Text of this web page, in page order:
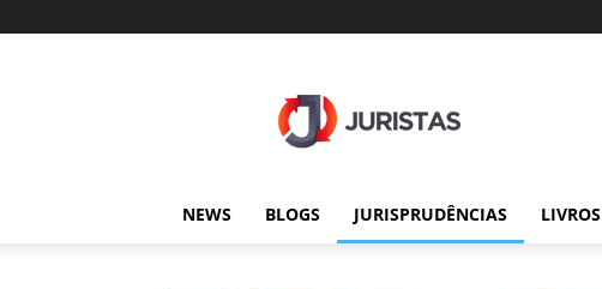
NEWS BLOGS JURISPRUDÊNCIAS LIVROS